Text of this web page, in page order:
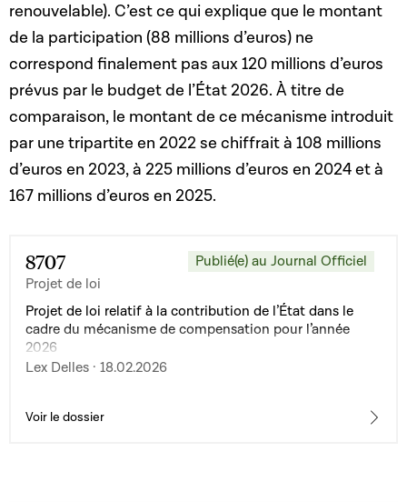
renouvelable). C’est ce qui explique que le montant
de la participation (88 millions d’euros) ne
correspond finalement pas aux 120 millions d’euros
prévus par le budget de l’État 2026. À titre de
comparaison, le montant de ce mécanisme introduit
par une tripartite en 2022 se chiffrait à 108 millions
d’euros en 2023, à 225 millions d’euros en 2024 et à
167 millions d’euros en 2025.
8707
Projet de loi
Publié(e) au Journal Officiel
Projet de loi relatif à la contribution de l’État dans le
cadre du mécanisme de compensation pour l’année
2026
Lex Delles · 18.02.2026
Voir le dossier